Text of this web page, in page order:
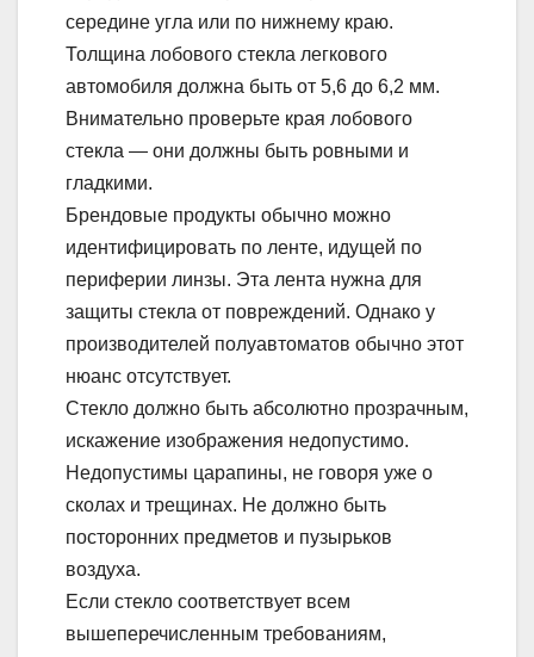
середине угла или по нижнему краю.
Толщина лобового стекла легкового
автомобиля должна быть от 5,6 до 6,2 мм.
Внимательно проверьте края лобового
стекла — они должны быть ровными и
гладкими.
Брендовые продукты обычно можно
идентифицировать по ленте, идущей по
периферии линзы. Эта лента нужна для
защиты стекла от повреждений. Однако у
производителей полуавтоматов обычно этот
нюанс отсутствует.
Стекло должно быть абсолютно прозрачным,
искажение изображения недопустимо.
Недопустимы царапины, не говоря уже о
сколах и трещинах. Не должно быть
посторонних предметов и пузырьков
воздуха.
Если стекло соответствует всем
вышеперечисленным требованиям,